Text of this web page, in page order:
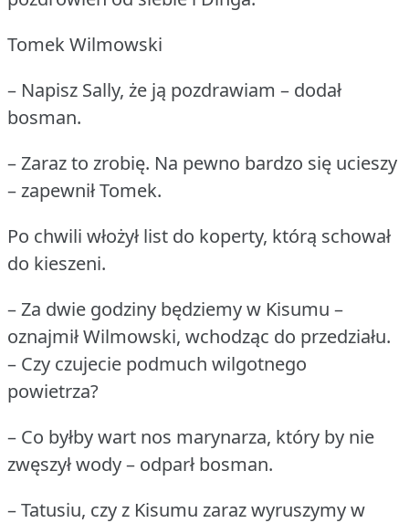
Tomek Wilmowski
– Napisz Sally, że ją pozdrawiam – dodał
bosman.
– Zaraz to zrobię. Na pewno bardzo się ucieszy
– zapewnił Tomek.
Po chwili włożył list do koperty, którą schował
do kieszeni.
– Za dwie godziny będziemy w Kisumu –
oznajmił Wilmowski, wchodząc do przedziału.
– Czy czujecie podmuch wilgotnego
powietrza?
– Co byłby wart nos marynarza, który by nie
zwęszył wody – odparł bosman.
– Tatusiu, czy z Kisumu zaraz wyruszymy w